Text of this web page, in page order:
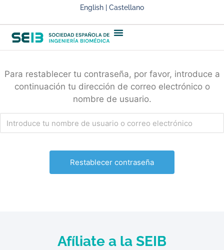
English | Castellano
Para restablecer tu contraseña, por favor, introduce a
continuación tu dirección de correo electrónico o
nombre de usuario.
Afíliate a la SEIB